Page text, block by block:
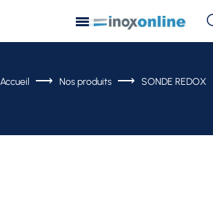
Accueil Nos produits SONDE REDOX